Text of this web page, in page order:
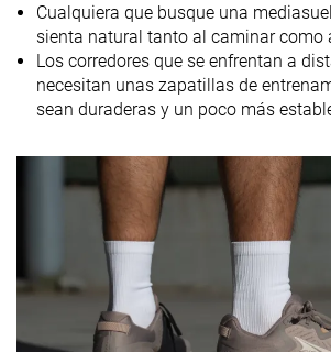
Técnica de
carrera
Medio/antepié Medio/
Talla
Tallan bien
Tallan un
pequeño
Diferencia de
la rigidez de la
mediasuela
Pequeña Grande
Durabilidad
de la parte
Buena Decente
Cualquiera que busque una
sienta natural tanto al caminar como
Los corredores que se enfrentan a
necesitan unas zapatillas de
sean duraderas y un poco más